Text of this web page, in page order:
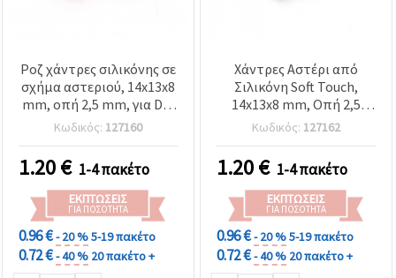
Ροζ χάντρες σιλικόνης σε
σχήμα αστεριού, 14x13x8
mm, οπή 2,5 mm, για DIY
αξεσουάρ, 2 τμχ
Κωδικός: 127160
1.20€ 1-4 πακέτο
ΕΚΠΤΏΣΕΙΣ
ΓΙΑ ΠΟΣΌΤΗΤΑ
0.96 €- 20 %5-19 πακέτο
0.72 €- 40 % 20 πακέτο +
Χάντρες Αστέρι από
Σιλικόνη Soft Touch,
14x13x8 mm, Οπή 2,5
mm, Πράσινες - 2 τεμ.
Κωδικός: 127162
1.20€ 1-4 πακέτο
ΕΚΠΤΏΣΕΙΣ
ΓΙΑ ΠΟΣΌΤΗΤΑ
0.96 €- 20 %5-19 πακέτο
0.72 €- 40 % 20 πακέτο +